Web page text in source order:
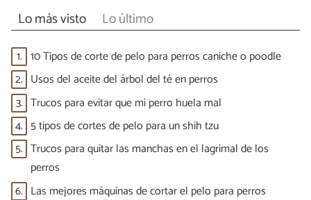
Lo más visto Lo último
1. 10 Tipos de corte de pelo para perros caniche o poodle
2. Usos del aceite del árbol del té en perros
3. Trucos para evitar que mi perro huela mal
4. 5 tipos de cortes de pelo para un shih tzu
5. Trucos para quitar las manchas en el lagrimal de los
perros
6. Las mejores máquinas de cortar el pelo para perros